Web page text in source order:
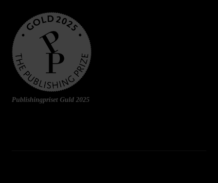
Publishingpriset Guld 2025